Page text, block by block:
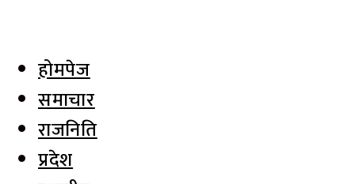
होमपेज
समाचार
राजनिति
प्रदेश